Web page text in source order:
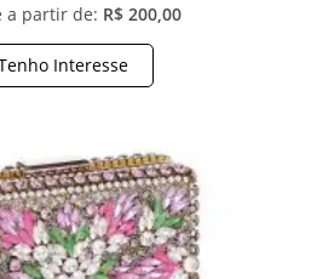
a partir de: R$ 200,00
Interesse